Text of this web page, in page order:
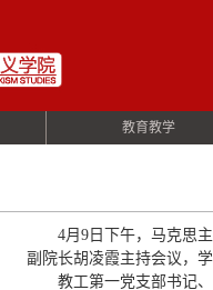
教育教学
4月9日下午，马克思
副院长胡凌霞主持会议，
教工第一党支部书记